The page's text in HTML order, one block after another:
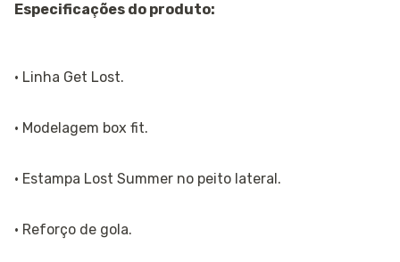
Especificações do produto:
· Linha Get Lost.
· Modelagem box fit.
· Estampa Lost Summer no peito lateral.
· Reforço de gola.